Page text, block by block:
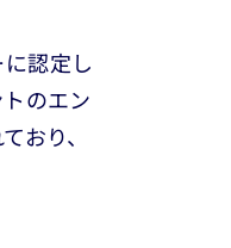
認定し
のエン
おり、